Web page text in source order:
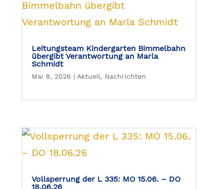
Leitungsteam Kindergarten Bimmelbahn
übergibt Verantwortung an Marla
Schmidt
Mai 8, 2026 | Aktuell, Nachrichten
Vollsperrung der L 335: MO 15.06. – DO
18.06.26